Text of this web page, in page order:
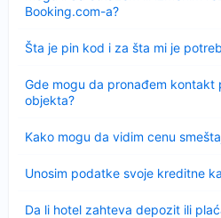
Booking.com-a?
Šta je pin kod i za šta mi je
Sažeto
Gde mogu da pronađem kontakt
objekta?
Kako mogu da vidim cenu
Unosim podatke svoje kreditne
Da li hotel zahteva depozit ili